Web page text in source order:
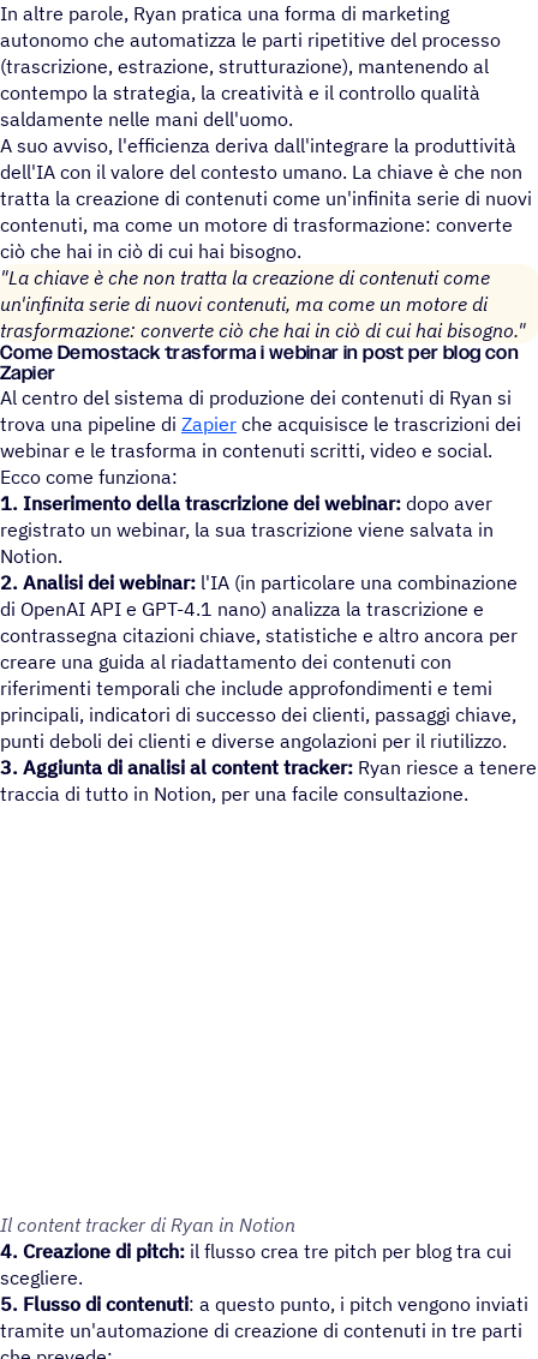
In altre parole, Ryan pratica una forma di marketing
autonomo che automatizza le parti ripetitive del processo
(trascrizione, estrazione, strutturazione), mantenendo al
contempo la strategia, la creatività e il controllo qualità
saldamente nelle mani dell'uomo.
A suo avviso, l'efficienza deriva dall'integrare la produttività
dell'IA con il valore del contesto umano. La chiave è che non
tratta la creazione di contenuti come un'infinita serie di nuovi
contenuti, ma come un motore di trasformazione: converte
ciò che hai in ciò di cui hai bisogno.
"La chiave è che non tratta la creazione di contenuti come
un'infinita serie di nuovi contenuti, ma come un motore di
trasformazione: converte ciò che hai in ciò di cui hai bisogno."
Come Demo­stack trasforma i webinar in post per blog con
Zapier
Al centro del sistema di produzione dei contenuti di Ryan si
trova una pipeline di Zapier che acquisisce le trascrizioni dei
webinar e le trasforma in contenuti scritti, video e social.
Ecco come funziona:
1. Inserimento della trascrizione dei webinar: dopo aver
registrato un webinar, la sua trascrizione viene salvata in
Notion.
2. Analisi dei webinar: l'IA (in particolare una combinazione
di OpenAI API e GPT-4.1 nano) analizza la trascrizione e
contrassegna citazioni chiave, statistiche e altro ancora per
creare una guida al riadattamento dei contenuti con
riferimenti temporali che include approfondimenti e temi
principali, indicatori di successo dei clienti, passaggi chiave,
punti deboli dei clienti e diverse angolazioni per il riutilizzo.
3. Aggiunta di analisi al content tracker: Ryan riesce a tenere
traccia di tutto in Notion, per una facile consultazione.
Il content tracker di Ryan in Notion
4. Creazione di pitch: il flusso crea tre pitch per blog tra cui
scegliere.
5. Flusso di contenuti: a questo punto, i pitch vengono inviati
tramite un'automazione di creazione di contenuti in tre parti